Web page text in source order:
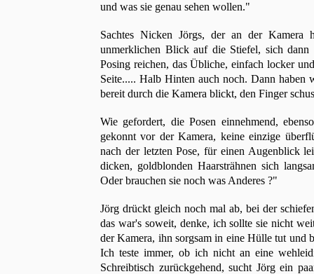
und was sie genau sehen wollen."
Sachtes Nicken Jörgs, der an der Kamera
unmerklichen Blick auf die Stiefel, sich
Posing reichen, das Übliche, einfach locker
Seite..... Halb Hinten auch noch. Dann
bereit durch die Kamera blickt, den Finger
Wie gefordert, die Posen einnehmend,
gekonnt vor der Kamera, keine einzige
nach der letzten Pose, für einen Augenblick
dicken, goldblonden Haarsträhnen sich
Oder brauchen sie noch was Anderes ?"
Jörg drückt gleich noch mal ab, bei der
das war's soweit, denke, ich sollte sie nicht
der Kamera, ihn sorgsam in eine Hülle tut und
Ich teste immer, ob ich nicht an eine
Schreibtisch zurückgehend, sucht Jörg ein